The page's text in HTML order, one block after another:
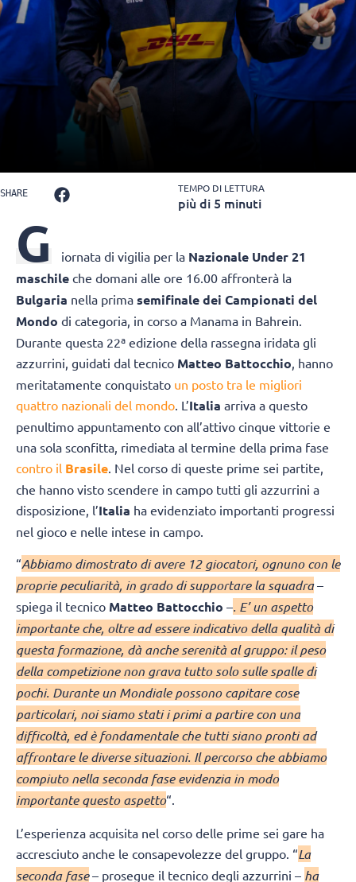
SHARE TEMPO DI LETTURA
più di 5 minuti
G iornata di vigilia per la Nazionale Under 21
maschile che domani alle ore 16.00 affronterà la
Bulgaria nella prima semifinale dei Campionati del
Mondo di categoria, in corso a Manama in Bahrein.
Durante questa 22ª edizione della rassegna iridata gli
azzurrini, guidati dal tecnico Matteo Battocchio, hanno
meritatamente conquistato un posto tra le migliori
quattro nazionali del mondo. L’Italia arriva a questo
penultimo appuntamento con all’attivo cinque vittorie e
una sola sconfitta, rimediata al termine della prima fase
contro il Brasile. Nel corso di queste prime sei partite,
che hanno visto scendere in campo tutti gli azzurrini a
disposizione, l’Italia ha evidenziato importanti progressi
nel gioco e nelle intese in campo.
“Abbiamo dimostrato di avere 12 giocatori, ognuno con le
proprie peculiarità, in grado di supportare la squadra–
spiega il tecnico Matteo Battocchio –. E’ un aspetto
importante che, oltre ad essere indicativo della qualità di
questa formazione, dà anche serenità al gruppo: il peso
della competizione non grava tutto solo sulle spalle di
pochi. Durante un Mondiale possono capitare cose
particolari, noi siamo stati i primi a partire con una
difficoltà, ed è fondamentale che tutti siano pronti ad
affrontare le diverse situazioni. Il percorso che abbiamo
compiuto nella seconda fase evidenzia in modo
importante questo aspetto“.
L’esperienza acquisita nel corso delle prime sei gare ha
accresciuto anche le consapevolezze del gruppo. “La
seconda fase– prosegue il tecnico degli azzurrini – ha